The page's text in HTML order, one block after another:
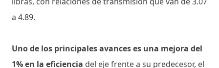
a 4.89.
Uno de los principales avances es una mejora del
1% en la eficiencia del eje frente a su predecesor, el